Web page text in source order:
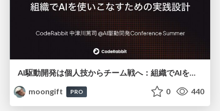
AI駆動開発は個人技からチーム戦へ：組織でAIを使いこなすための実践設計
moongift
PRO 0 440